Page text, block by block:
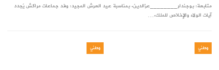
متابعة: بوجندار________عزالدين. بمناسبة عيد العرش المجيد: وفد جماعات مراكش يُجدد
آيات الولاء والإخلاص للملك.…
وطني وطني